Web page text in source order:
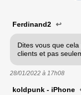
Ferdinand2 ↩
Dites vous que
clients et pas
28/01/2022 à 17h08
koldpunk - iPhone